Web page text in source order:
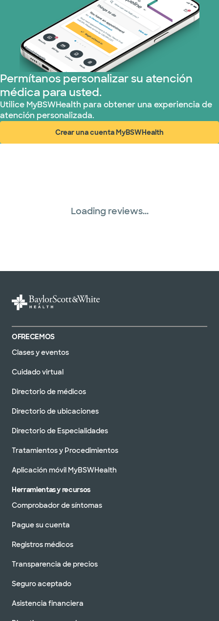
Permítanos personalizar su atención
médica para usted.
Utilice MyBSWHealth para obtener una experiencia de
atención personalizada.
Crear una cuenta MyBSWHealth
(abre en ventana nueva)
Loading reviews...
OFRECEMOS
Clases y eventos
Cuidado virtual
Directorio de médicos
Directorio de ubicaciones
Directorio de Especialidades
Tratamientos y Procedimientos
Aplicación móvil MyBSWHealth
Herramientas y recursos
Comprobador de síntomas
Pague su cuenta
Registros médicos
Transparencia de precios
Seguro aceptado
Asistencia financiera